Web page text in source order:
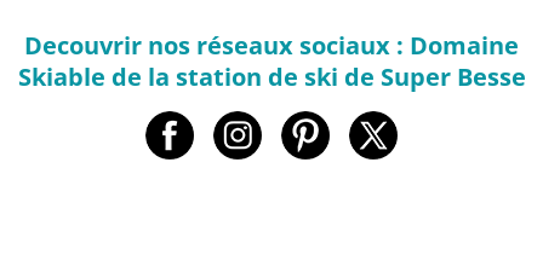
Decouvrir nos réseaux sociaux : Domaine
Skiable de la station de ski de Super Besse